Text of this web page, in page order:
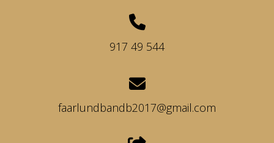
917 49 544
faarlundbandb2017@gmail.com